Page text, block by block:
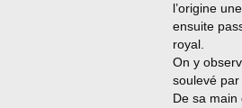
l’origine
ensuite
royal.
On y
soulevé
De sa main